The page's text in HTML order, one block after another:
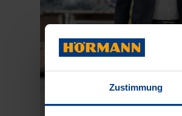
Zustimmung